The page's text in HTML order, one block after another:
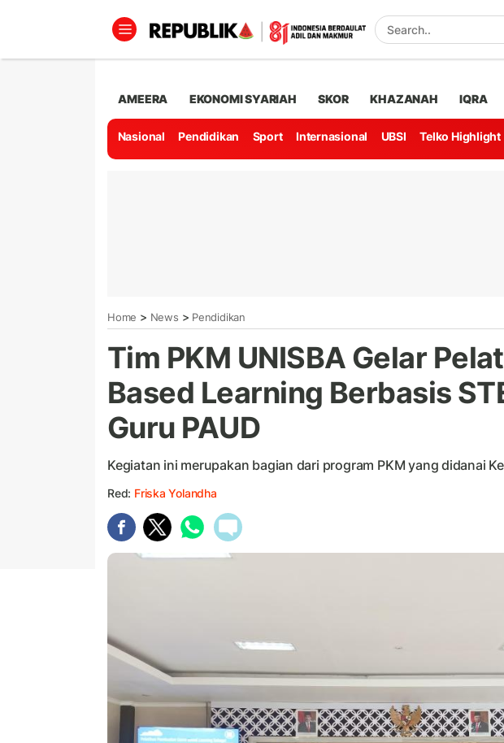
AMEERA EKONOMI SYARIAH SKOR KHAZANAH IQRA
Nasional Pendidikan Sport Internasional UBSI Telko Highlight
Home > News > Pendidikan
Tim PKM UNISBA Gelar
Based Learning Berbasis
Guru PAUD
Kegiatan ini merupakan bagian dari program PKM yang didanai
Red: Friska Yolandha